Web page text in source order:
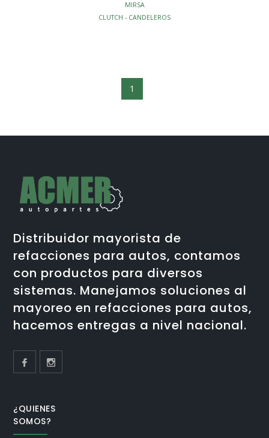
MIRSA
CLUTCH - CANDELEROS
1
Distribuidor mayorista de
refacciones para autos, contamos
con productos para diversos
sistemas. Manejamos soluciones al
mayoreo en refacciones para autos,
hacemos entregas a nivel nacional.
¿QUIENES
SOMOS?